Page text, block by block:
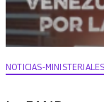
NOTICIAS-MINISTERIALES